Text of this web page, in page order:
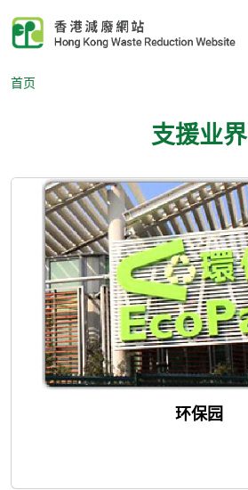
首页
支援业界
环保园